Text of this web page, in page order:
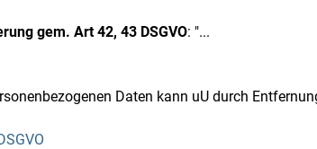
gem. Art 42, 43 DSGVO: "...
Daten kann uU durch